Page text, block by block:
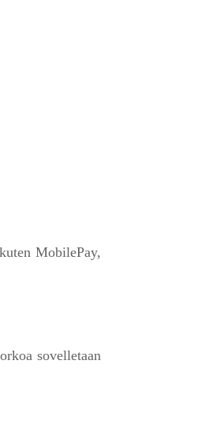
MobilePay,
sovelletaan